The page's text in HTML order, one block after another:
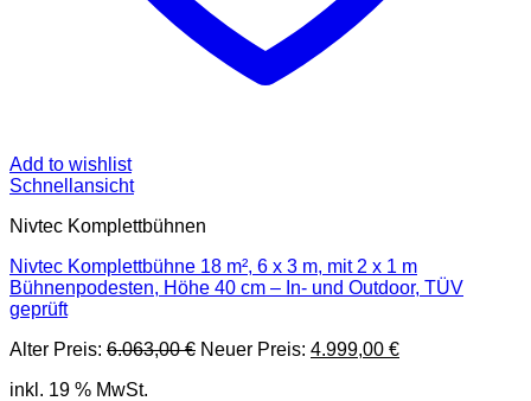
Add to wishlist
Schnellansicht
Nivtec Komplettbühnen
Nivtec Komplettbühne 18 m², 6 x 3 m, mit 2 x 1 m
Bühnenpodesten, Höhe 40 cm – In- und Outdoor, TÜV
geprüft
Alter Preis: 6.063,00€ Ursprünglicher
Neuer Preis: 4.999,00 €Aktueller
inkl. 19 % MwSt.